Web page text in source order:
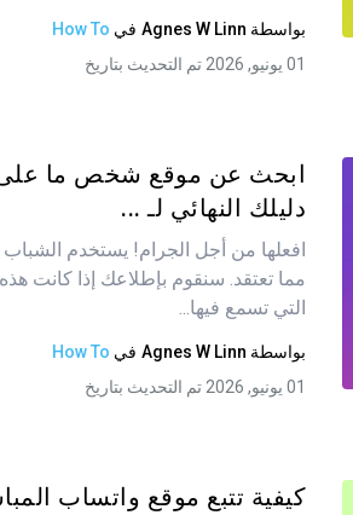
بواسطة Agnes W Linn في How To
01 يونيو, 2026 تم التحديث بتاريخ
شارك هذه المقالة
فيسبوك نسخ الرابط
ابحث عن موقع شخص ما على
دليلك النهائي لـ ...
افعلها من أجل الجرام! يستخدم الشباب
مما تعتقد. سنقوم بإطلاعك إذا كانت
التي تسمع فيها...
بواسطة Agnes W Linn في How To
01 يونيو, 2026 تم التحديث بتاريخ